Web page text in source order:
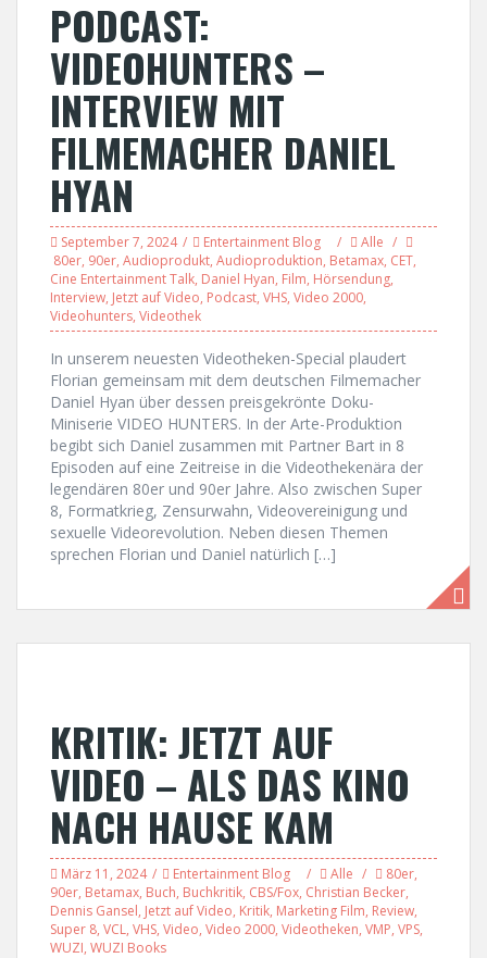
PODCAST:
VIDEOHUNTERS –
INTERVIEW MIT
FILMEMACHER DANIEL
HYAN
September 7, 2024 Entertainment Blog
Alle
80er, 90er, Audioprodukt, Audioproduktion, Betamax, CET,
Cine Entertainment Talk, Daniel Hyan, Film, Hörsendung,
Interview, Jetzt auf Video, Podcast, VHS, Video 2000,
Videohunters, Videothek
In unserem neuesten Videotheken-Special plaudert
Florian gemeinsam mit dem deutschen Filmemacher
Daniel Hyan über dessen preisgekrönte Doku-
Miniserie VIDEO HUNTERS. In der Arte-Produktion
begibt sich Daniel zusammen mit Partner Bart in 8
Episoden auf eine Zeitreise in die Videothekenära der
legendären 80er und 90er Jahre. Also zwischen Super
8, Formatkrieg, Zensurwahn, Videovereinigung und
sexuelle Videorevolution. Neben diesen Themen
sprechen Florian und Daniel natürlich […]
KRITIK: JETZT AUF
VIDEO – ALS DAS KINO
NACH HAUSE KAM
März 11, 2024 Entertainment Blog Alle 80er,
90er, Betamax, Buch, Buchkritik, CBS/Fox, Christian Becker,
Dennis Gansel, Jetzt auf Video, Kritik, Marketing Film, Review,
Super 8, VCL, VHS, Video, Video 2000, Videotheken, VMP, VPS,
WUZI, WUZI Books